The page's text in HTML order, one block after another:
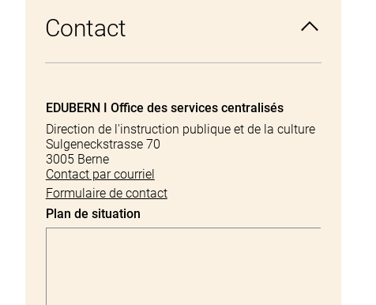
Contact
EDUBERN I Office des services centralisés
Direction de l'instruction publique et de la culture
Sulgeneckstrasse 70
3005 Berne
Contact par courriel
Formulaire de contact
Plan de situation